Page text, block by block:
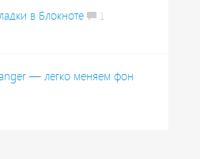
в Блокноте
1
— легко меняем фон